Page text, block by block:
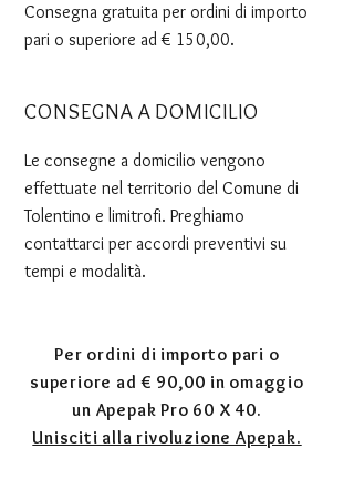
Consegna gratuita per ordini di importo
pari o superiore ad € 150,00.
CONSEGNA A DOMICILIO
Le consegne a domicilio vengono
effettuate nel territorio del Comune di
Tolentino e limitrofi. Preghiamo
contattarci per accordi preventivi su
tempi e modalità.
Per ordini di importo pari o
superiore ad € 90,00 in omaggio
un Apepak Pro 60 X 40.
Unisciti alla rivoluzione Apepak.